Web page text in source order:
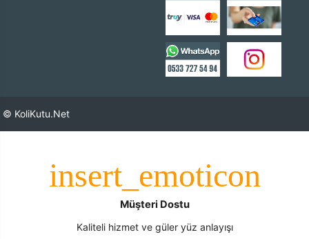
© KoliKutu.Net
Müşteri Dostu
Kaliteli hizmet ve güler yüz anlayışı